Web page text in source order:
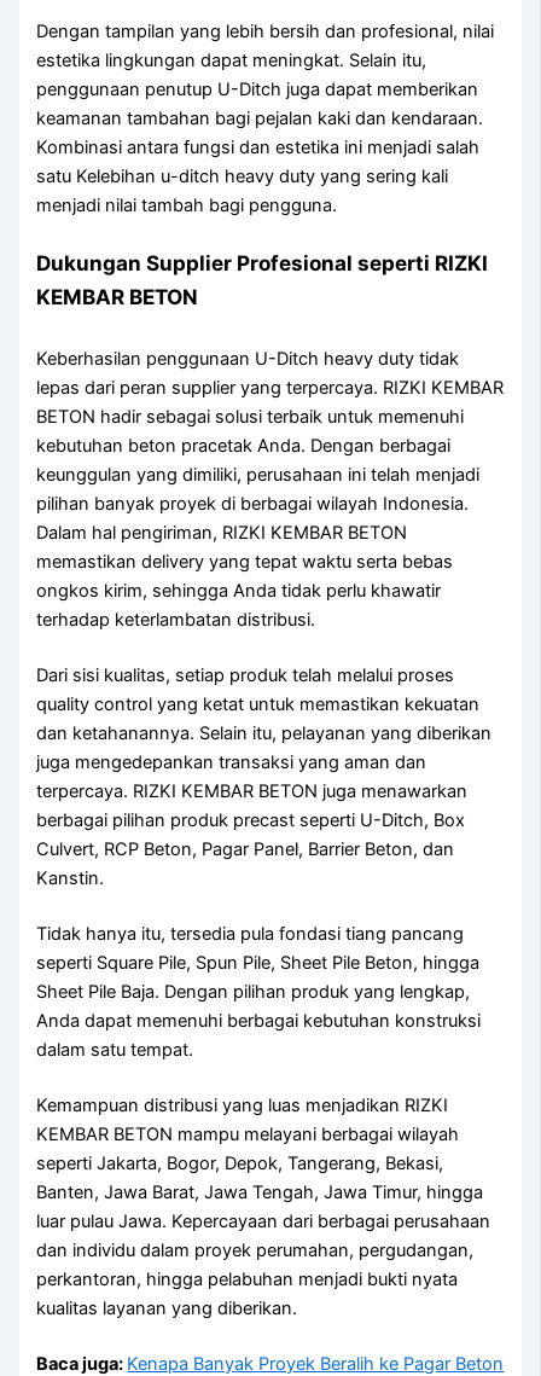
Dengan tampilan yang lebih bersih dan profesional, nilai
estetika lingkungan dapat meningkat. Selain itu,
penggunaan penutup U-Ditch juga dapat memberikan
keamanan tambahan bagi pejalan kaki dan kendaraan.
Kombinasi antara fungsi dan estetika ini menjadi salah
satu Kelebihan u-ditch heavy duty yang sering kali
menjadi nilai tambah bagi pengguna.
Dukungan Supplier Profesional seperti RIZKI
KEMBAR BETON
Keberhasilan penggunaan U-Ditch heavy duty tidak
lepas dari peran supplier yang terpercaya. RIZKI KEMBAR
BETON hadir sebagai solusi terbaik untuk memenuhi
kebutuhan beton pracetak Anda. Dengan berbagai
keunggulan yang dimiliki, perusahaan ini telah menjadi
pilihan banyak proyek di berbagai wilayah Indonesia.
Dalam hal pengiriman, RIZKI KEMBAR BETON
memastikan delivery yang tepat waktu serta bebas
ongkos kirim, sehingga Anda tidak perlu khawatir
terhadap keterlambatan distribusi.
Dari sisi kualitas, setiap produk telah melalui proses
quality control yang ketat untuk memastikan kekuatan
dan ketahanannya. Selain itu, pelayanan yang diberikan
juga mengedepankan transaksi yang aman dan
terpercaya. RIZKI KEMBAR BETON juga menawarkan
berbagai pilihan produk precast seperti U-Ditch, Box
Culvert, RCP Beton, Pagar Panel, Barrier Beton, dan
Kanstin.
Tidak hanya itu, tersedia pula fondasi tiang pancang
seperti Square Pile, Spun Pile, Sheet Pile Beton, hingga
Sheet Pile Baja. Dengan pilihan produk yang lengkap,
Anda dapat memenuhi berbagai kebutuhan konstruksi
dalam satu tempat.
Kemampuan distribusi yang luas menjadikan RIZKI
KEMBAR BETON mampu melayani berbagai wilayah
seperti Jakarta, Bogor, Depok, Tangerang, Bekasi,
Banten, Jawa Barat, Jawa Tengah, Jawa Timur, hingga
luar pulau Jawa. Kepercayaan dari berbagai perusahaan
dan individu dalam proyek perumahan, pergudangan,
perkantoran, hingga pelabuhan menjadi bukti nyata
kualitas layanan yang diberikan.
Baca juga: Kenapa Banyak Proyek Beralih ke Pagar Beton